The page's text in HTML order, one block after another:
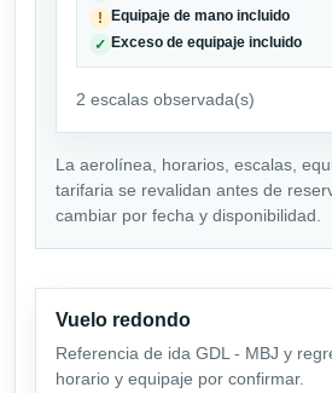
! Equipaje de mano incluido
✓ Exceso de equipaje incluido
2 escalas observada(s)
La aerolínea, horarios, escalas,
tarifaria se revalidan antes de
cambiar por fecha y disponibilidad.
Vuelo redondo
Referencia de ida GDL - MBJ y
horario y equipaje por confirmar.